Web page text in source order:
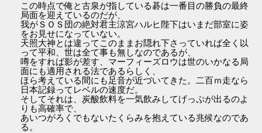
この時点で俺と古泉が指している碁は一番目の勝負の最終
局面を迎えているのだが、
我がＳＯＳ団の絶対君主涼宮ハルヒ陛下はいまだ部室に姿
をお見せになっていない。
天照大神とは違ってこのままお隠れ下さっていれば全く以
って平和、世は全て事も無しなのであるが、
噂をすれば影が差す、マーフィーズロウは世のいかなる局
面にも適用される法であるらしく、
ほら考えている間にも足音が近づいてきた。二百ｍ走なら
日本記録ってレベルの速度だ。
そしてそれは、炭酸飲料を一気飲みしてげっぷが出るのよ
りも高確率で、
あいつがろくでもないたくらみを抱えている兆候なのであ
る。